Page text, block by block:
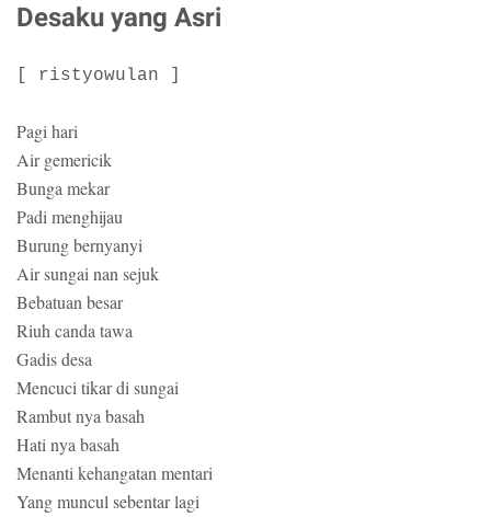
Desaku yang Asri
[ ristyowulan ]
Pagi hari
Air gemericik
Bunga mekar
Padi menghijau
Burung bernyanyi
Air sungai nan sejuk
Bebatuan besar
Riuh canda tawa
Gadis desa
Mencuci tikar di sungai
Rambut nya basah
Hati nya basah
Menanti kehangatan mentari
Yang muncul sebentar lagi